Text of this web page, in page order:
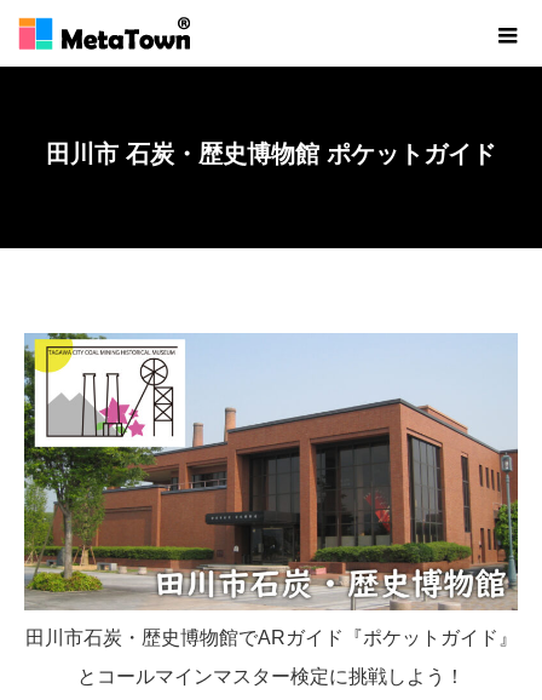
田川市 石炭・歴史博物館 ポケットガイド
田川市石炭・歴史博物館でARガイド『ポケットガイド』
とコールマインマスター検定に挑戦しよう！